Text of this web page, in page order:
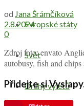
Evropské státy
Svět
Druhy výletů
od Jana Šrámčíková
2.8.2024
0
Zdroj foto: envato
autobusy, fish and
Přidejte si